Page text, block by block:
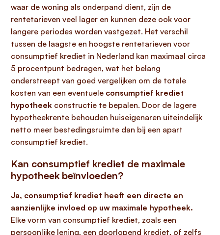
waar de woning als onderpand dient, zijn de
rentetarieven veel lager en kunnen deze ook voor
langere periodes worden vastgezet. Het verschil
tussen de laagste en hoogste rentetarieven voor
consumptief krediet in Nederland kan maximaal circa
5 procentpunt bedragen, wat het belang
onderstreept van goed vergelijken om de totale
kosten van een eventuele consumptief krediet
hypotheek constructie te bepalen. Door de lagere
hypotheekrente behouden huiseigenaren uiteindelijk
netto meer bestedingsruimte dan bij een apart
consumptief krediet.
Kan consumptief krediet de maximale
hypotheek beïnvloeden?
Ja, consumptief krediet heeft een directe en
aanzienlijke invloed op uw maximale hypotheek.
Elke vorm van consumptief krediet, zoals een
persoonlijke lening, een doorlopend krediet, of zelfs